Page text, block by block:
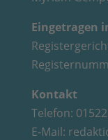
Eingetragen
Kontakt
Telefon:
E‑Mail: